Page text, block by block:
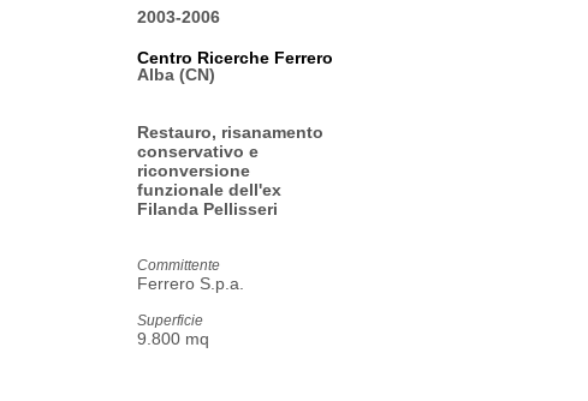
2003-2006
Alba (CN)
Restauro, risanamento
conservativo e
riconversione
funzionale dell'ex
Filanda Pellisseri
Committente
Ferrero S.p.a.
Superficie
9.800 mq
Centro Ricerche Ferrero